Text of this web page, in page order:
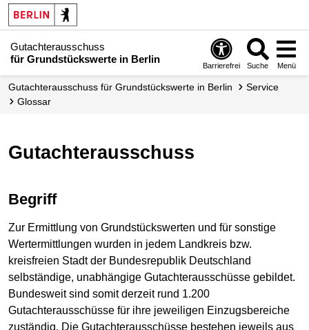
Gutachterausschuss
für Grundstückswerte in Berlin
Barrierefrei Suche Menü
Gutachter­ausschuss für Grundstücks­werte in Berlin
Service
Glossar
Gutachterausschuss
Begriff
Zur Ermittlung von Grundstückswerten und für sonstige
Wertermittlungen wurden in jedem Landkreis bzw.
kreisfreien Stadt der Bundesrepublik Deutschland
selbständige, unabhängige Gutachterausschüsse gebildet.
Bundesweit sind somit derzeit rund 1.200
Gutachterausschüsse für ihre jeweiligen Einzugsbereiche
zuständig. Die Gutachterausschüsse bestehen jeweils aus